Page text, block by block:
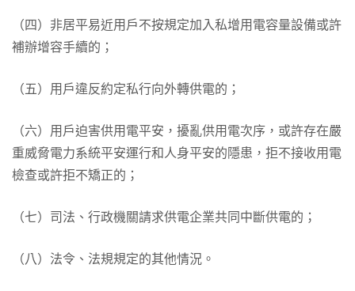
（四）非居平易近用戶不按規定加入私增用電容量設備或許
補辦增容手續的；
（五）用戶違反約定私行向外轉供電的；
（六）用戶迫害供用電平安，擾亂供用電次序，或許存在嚴
重威脅電力系統平安運行和人身平安的隱患，拒不接收用電
檢查或許拒不矯正的；
（七）司法、行政機關請求供電企業共同中斷供電的；
（八）法令、法規規定的其他情況。